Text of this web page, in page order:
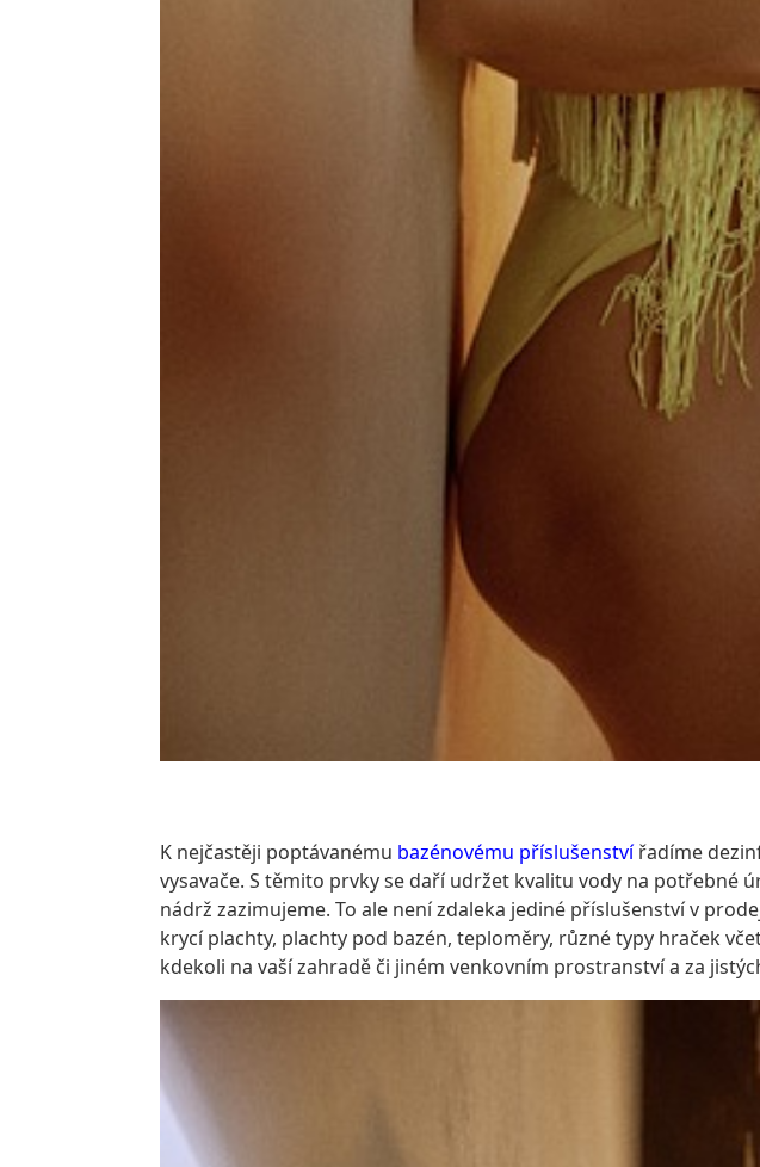
K nejčastěji poptávanému bazénovému příslušenstvířadíme
vysavače. S těmito prvky se daří udržet kvalitu vody na potřebné
nádrž zazimujeme. To ale není zdaleka jediné příslušenství v
krycí plachty, plachty pod bazén, teploměry, různé typy hraček
kdekoli na vaší zahradě či jiném venkovním prostranství a za